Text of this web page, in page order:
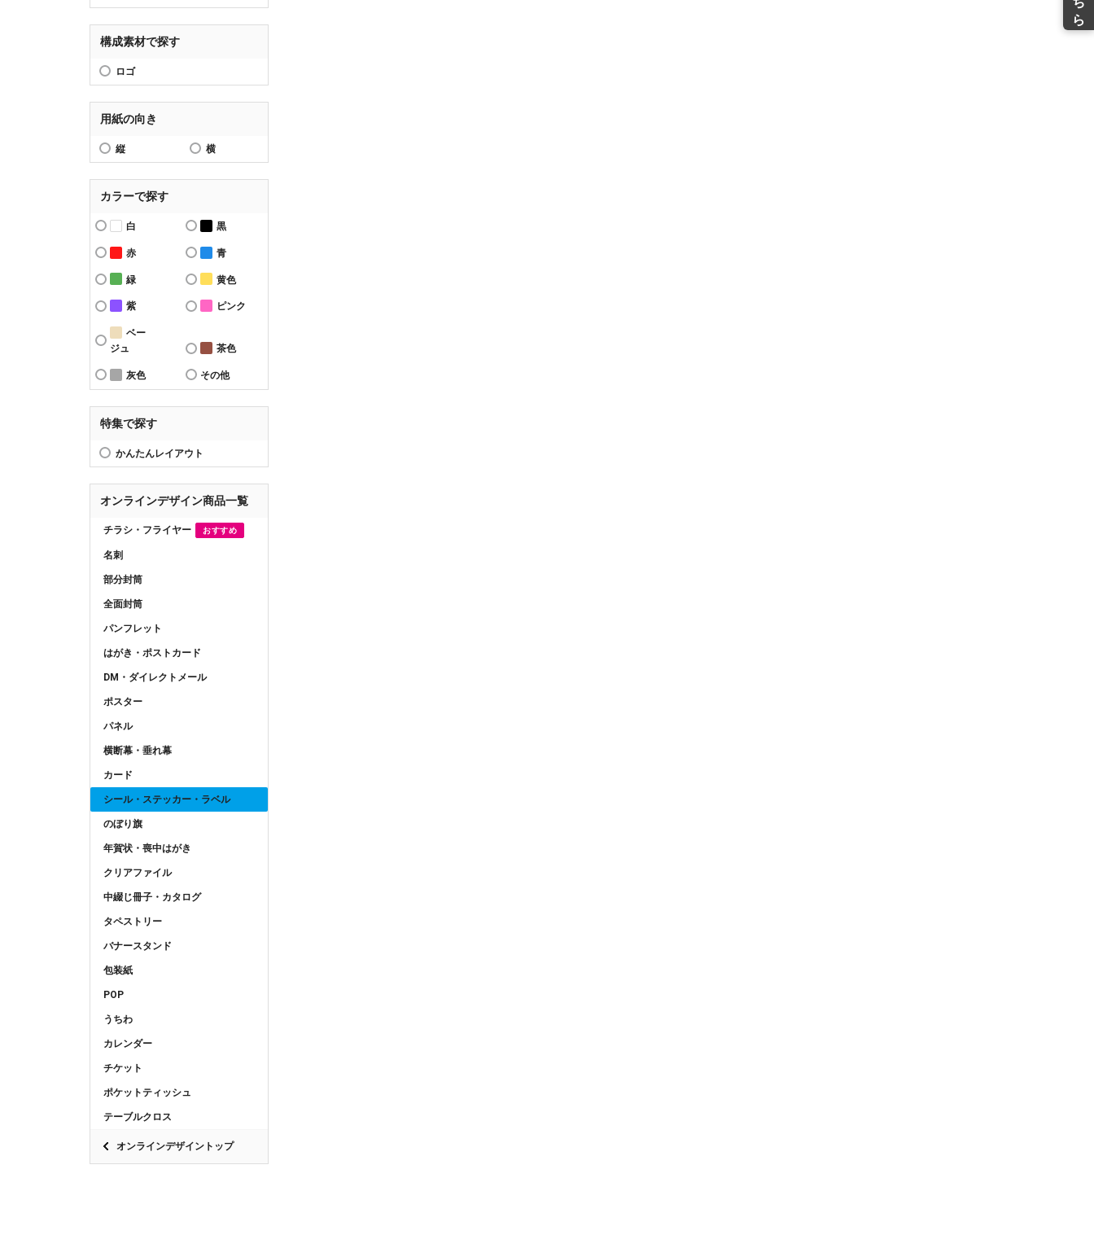
構成素材で探す
ロゴ
用紙の向き
縦 横
カラーで探す
白 黒
赤 青
緑 黄色
紫 ピンク
ベー
ジュ
茶色
灰色 その他
特集で探す
かんたんレイアウト
オンラインデザイン商品一覧
チラシ・フライヤー おすすめ
名刺
部分封筒
全面封筒
パンフレット
はがき・ポストカード
DM・ダイレクトメール
ポスター
パネル
横断幕・垂れ幕
カード
シール・ステッカー・ラベル
のぼり旗
年賀状・喪中はがき
クリアファイル
中綴じ冊子・カタログ
タペストリー
バナースタンド
包装紙
POP
うちわ
カレンダー
チケット
ポケットティッシュ
テーブルクロス
オンラインデザイントップ